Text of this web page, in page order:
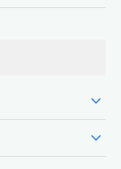
expand_more
expand_more